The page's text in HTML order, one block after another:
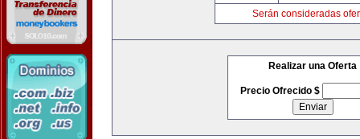
Serán consideradas
Realizar una Oferta
Precio Ofrecido $